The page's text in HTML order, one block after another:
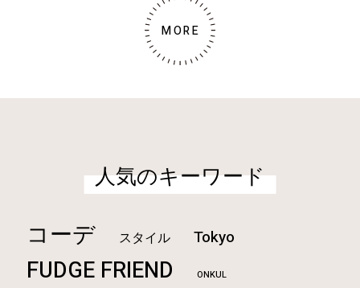
MORE
人気のキーワード
コーデ スタイル Tokyo
FUDGE FRIEND ONKUL